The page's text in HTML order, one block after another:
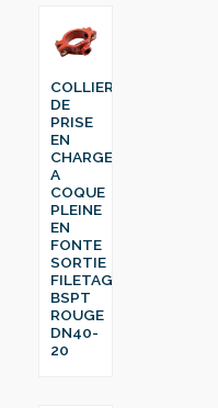
COLLIER
DE
PRISE
EN
CHARGE
A
COQUE
PLEINE
EN
FONTE
SORTIE
FILETAGE
BSPT
ROUGE
DN40-
20